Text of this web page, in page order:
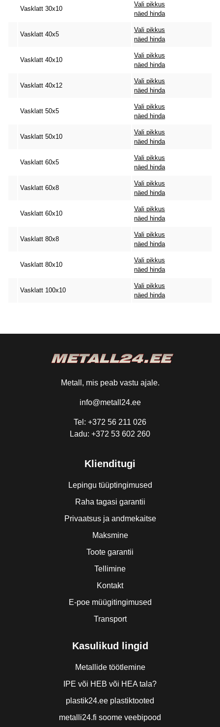
Vasklatt 30x10
Vali pikkus
näed hinda
Vasklatt 40x5
Vali pikkus
näed hinda
Vasklatt 40x10
Vali pikkus
näed hinda
Vasklatt 40x12
Vali pikkus
näed hinda
Vasklatt 50x5
Vali pikkus
näed hinda
Vasklatt 50x10
Vali pikkus
näed hinda
Vasklatt 60x5
Vali pikkus
näed hinda
Vasklatt 60x8
Vali pikkus
näed hinda
Vasklatt 60x10
Vali pikkus
näed hinda
Vasklatt 80x8
Vali pikkus
näed hinda
Vasklatt 80x10
Vali pikkus
näed hinda
Vasklatt 100x10
Vali pikkus
näed hinda
Metall, mis peab vastu ajale.
info@metall24.ee
Tel: +372 56 211 026
Ladu: +372 53 602 260
Klienditugi
Lepingu tüüptingimused
Raha tagasi garantii
Privaatsus ja andmekaitse
Maksmine
Toote garantii
Tellimine
Kontakt
E-poe müügitingimused
Transport
Kasulikud lingid
Metallide töötlemine
IPE või HEB või HEA tala?
plastik24.ee plastiktooted
metalli24.fi soome veebipood